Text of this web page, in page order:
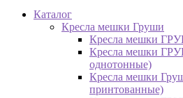
Каталог
Кресла мешки Груши
Кресла мешки
Кресла мешки
однотонные)
Кресла мешки
принтованные)